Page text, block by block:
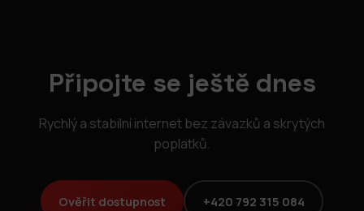
Připojte se ještě dnes
Rychlý a stabilní internet bez závazků a skrytých
poplatků.
Ověřit dostupnost +420 792 315 084